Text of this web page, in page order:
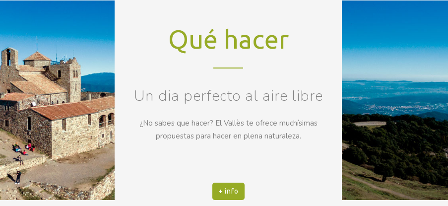
Qué hacer
Un dia perfecto al aire libre
¿No sabes que hacer? El Vallès te ofrece muchísimas
propuestas para hacer en plena naturaleza.
+ info